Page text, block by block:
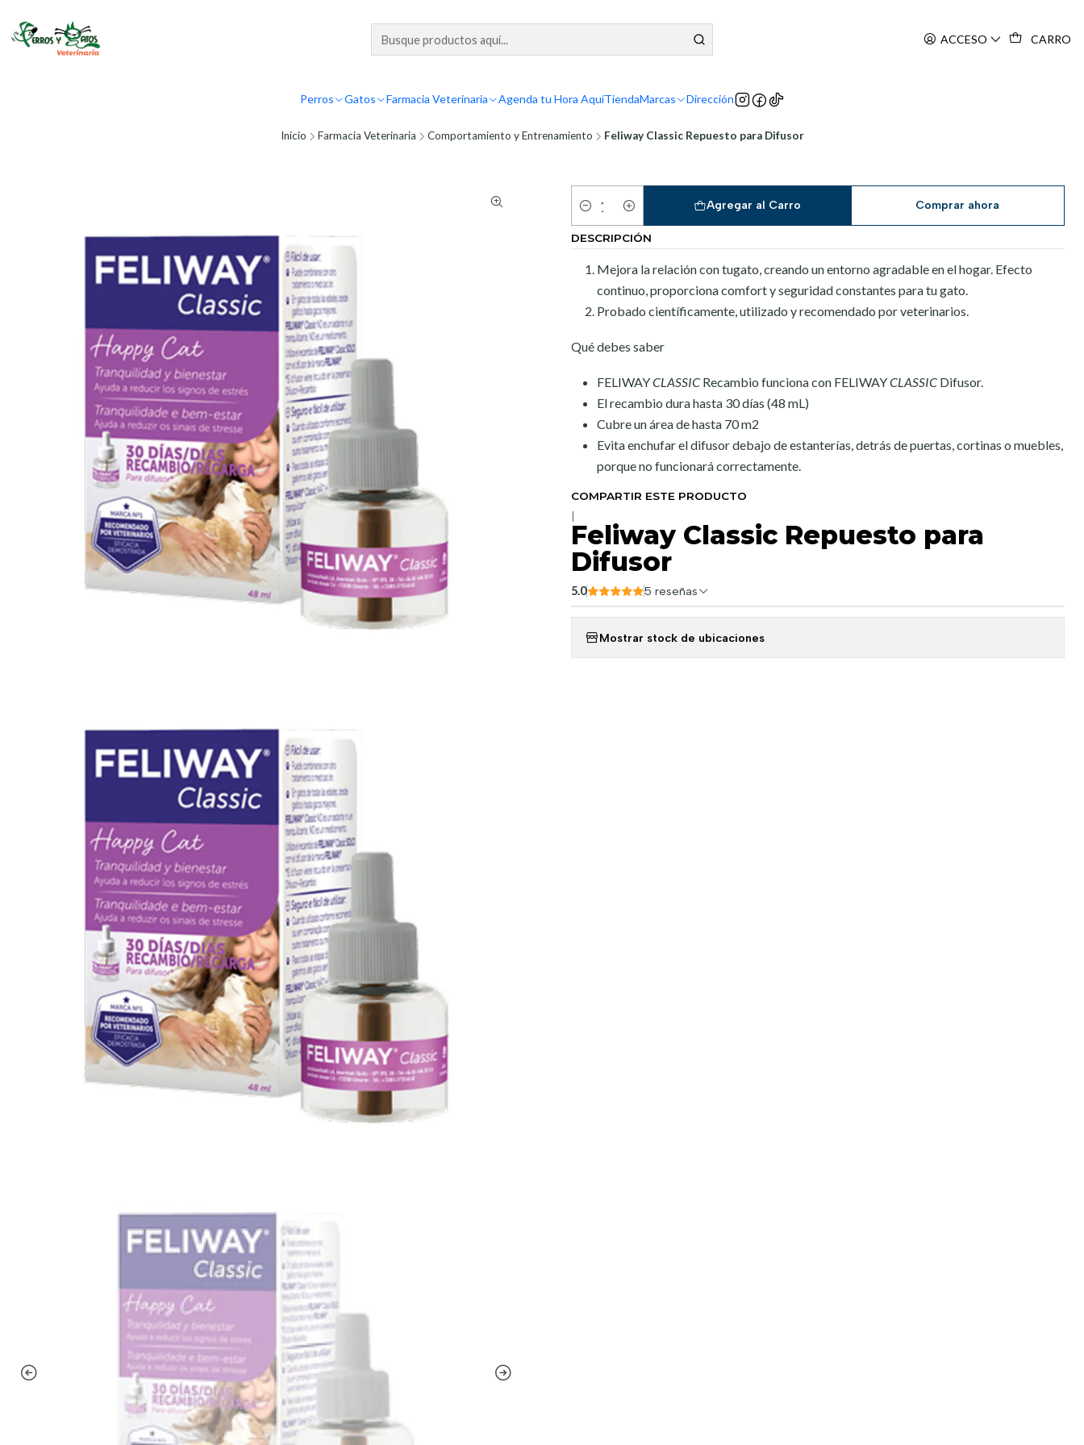
ACCESO CARRO
Perros Gatos Farmacia Veterinaria Agenda tu Hora AquíTiendaMarcas Dirección
Inicio Farmacia Veterinaria Comportamiento y Entrenamiento Feliway Classic Repuesto para Difusor
Cantidad
Agregar al Carro Comprar ahora
DESCRIPCIÓN
Mejora la relación con tugato, creando un entorno agradable en el hogar. Efecto
continuo, proporciona comfort y seguridad constantes para tu gato.
Probado científicamente, utilizado y recomendado por veterinarios.
Qué debes saber
FELIWAYCLASSIC Recambio funciona con FELIWAYCLASSIC Difusor.
El recambio dura hasta 30 días (48 mL)
Cubre un área de hasta 70 m2
Evita enchufar el difusor debajo de estanterías, detrás de puertas, cortinas o muebles,
porque no funcionará correctamente.
COMPARTIR ESTE PRODUCTO
Feliway Classic Repuesto para
Difusor
5.0 5 reseñas
Mostrar stock de ubicaciones